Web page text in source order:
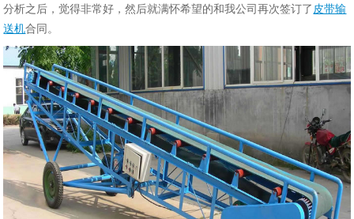
分析之后，觉得非常好，然后就满怀希望的和我公司再次签订了 皮带输
送机合同。